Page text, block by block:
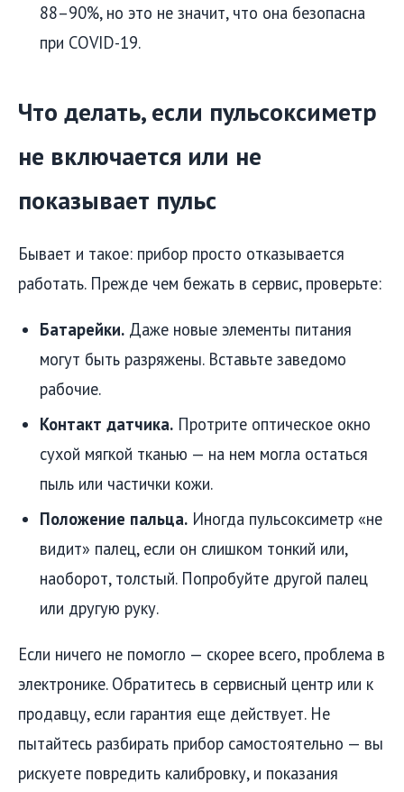
88–90%, но это не значит, что она безопасна
при COVID-19.
Что делать, если пульсоксиметр
не включается или не
показывает пульс
Бывает и такое: прибор просто отказывается
работать. Прежде чем бежать в сервис, проверьте:
Батарейки. Даже новые элементы питания
могут быть разряжены. Вставьте заведомо
рабочие.
Контакт датчика. Протрите оптическое окно
сухой мягкой тканью — на нем могла остаться
пыль или частички кожи.
Положение пальца. Иногда пульсоксиметр «не
видит» палец, если он слишком тонкий или,
наоборот, толстый. Попробуйте другой палец
или другую руку.
Если ничего не помогло — скорее всего, проблема в
электронике. Обратитесь в сервисный центр или к
продавцу, если гарантия еще действует. Не
пытайтесь разбирать прибор самостоятельно — вы
рискуете повредить калибровку, и показания